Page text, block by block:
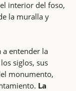
interior del foso,
la muralla y
a entender la
siglos, sus
monumento,
La